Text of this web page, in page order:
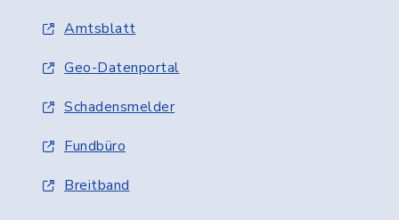
Amtsblatt
Geo-Datenportal
Schadensmelder
Fundbüro
Breitband